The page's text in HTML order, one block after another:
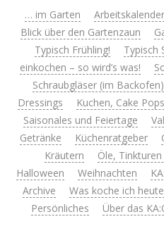
… im Garten
Arbeitskalender
Blick über den Gartenzaun
Typisch Frühling!
Typisch
einkochen – so wird’s was!
Schraubgläser (im Backofen)
Dressings
Kuchen, Cake
Saisonales und Feiertage
Getränke
Küchenratgeber
Kräutern
Öle,
Halloween
Weihnachten
Archive
Was koche ich
Persönliches
Über das